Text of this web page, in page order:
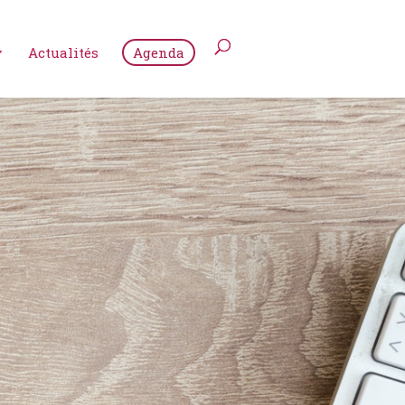
Actualités Agenda